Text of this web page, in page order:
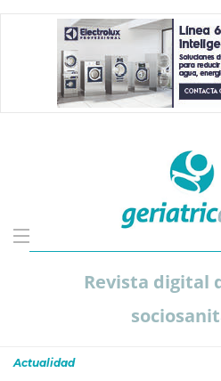
Revista digital
Actualidad